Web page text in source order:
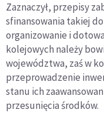
Zaznaczył, przepisy
sfinansowania takiej
organizowanie i
kolejowych należy
województwa, zaś w
przeprowadzenie
stanu ich
przesunięcia środków.